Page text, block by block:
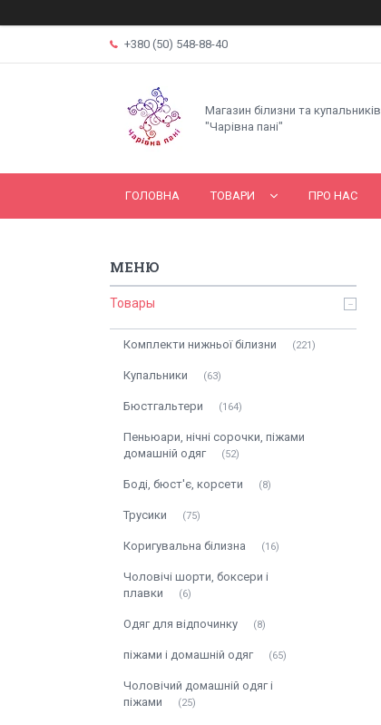
+380 (50) 548-88-40
Магазин білизни та купальників
"Чарівна пані"
ГОЛОВНА ТОВАРИ ПРО НАС
Товары
Комплекти нижньої білизни 221
Купальники 63
Бюстгальтери 164
Пеньюари, нічні сорочки, піжами
домашній одяг
52
Боді, бюст'є, корсети 8
Трусики 75
Коригувальна білизна 16
Чоловічі шорти, боксери і
плавки
6
Одяг для відпочинку 8
піжами і домашній одяг 65
Чоловічий домашній одяг і
піжами
25